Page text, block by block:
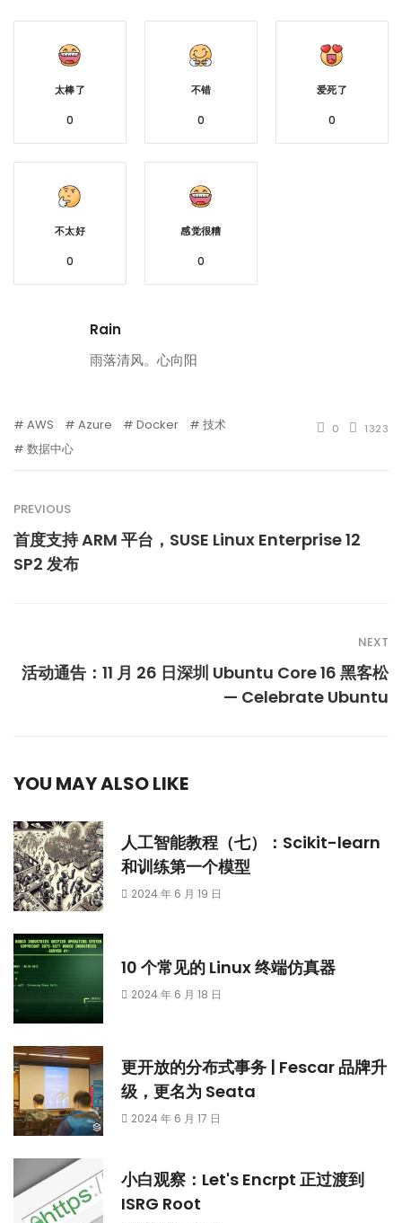
太棒了
0
不错
0
爱死了
0
不太好
0
感觉很糟
0
Rain
雨落清风。心向阳
AWS Azure Docker
技术
数据中心
0 1323
PREVIOUS
首度支持 ARM 平台，SUSE Linux Enterprise 12
SP2 发布
NEXT
活动通告：11 月 26 日深圳 Ubuntu Core 16 黑客松
— Celebrate Ubuntu
YOU MAY ALSO LIKE
人工智能教程（七）：Scikit-learn
和训练第一个模型
2024 年 6 月 19 日
10 个常见的 Linux 终端仿真器
2024 年 6 月 18 日
更开放的分布式事务 | Fescar 品牌升
级，更名为 Seata
2024 年 6 月 17 日
小白观察：Let's Encrpt 正过渡到
ISRG Root